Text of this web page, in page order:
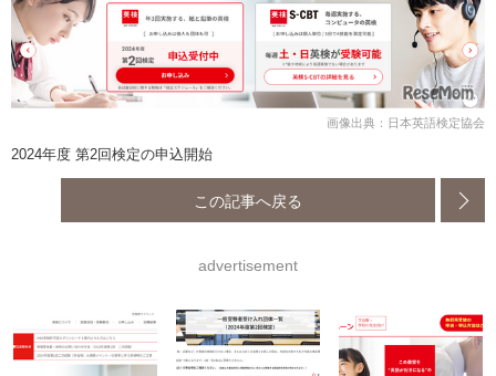
画像出典：日本英語検定協会
2024年度 第2回検定の申込開始
この記事へ戻る
advertisement